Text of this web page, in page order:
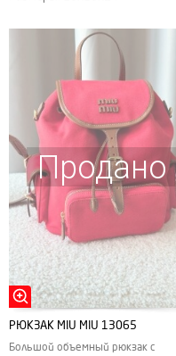
Продано
РЮКЗАК MIU MIU 13065
Большой объемный рюкзак с